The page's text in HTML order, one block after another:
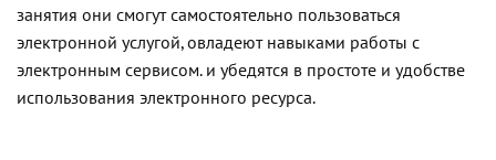
занятия они смогут самостоятельно пользоваться
электронной услугой, овладеют навыками работы с
электронным сервисом. и убедятся в простоте и удобстве
использования электронного ресурса.